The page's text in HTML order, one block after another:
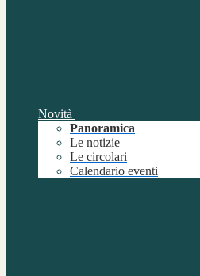
Novità
Panoramica
Le notizie
Le circolari
Calendario eventi